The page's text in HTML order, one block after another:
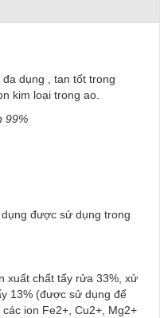
dụng , tan tốt trong
kim loại trong ao.
99%
được sử dụng trong
xuất chất tẩy rửa 33%, xử
13% (được sử dụng để
ion Fe2+, Cu2+, Mg2+